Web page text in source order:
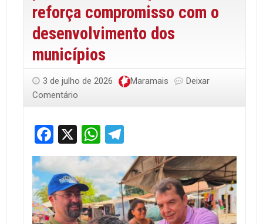
reforça compromisso com o
desenvolvimento dos
municípios
3 de julho de 2026 Maramais
Deixar
Comentário
Facebook
X WhatsApp